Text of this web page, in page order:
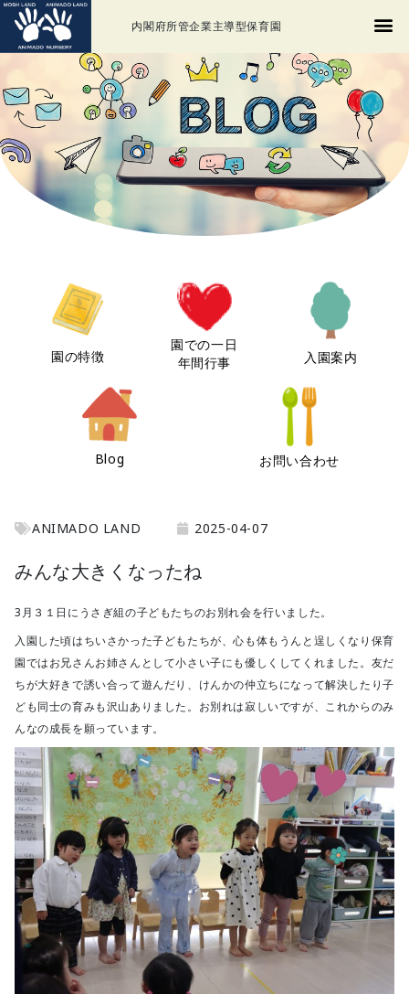
内閣府所管企業主導型保育園
園の特徴
園での一日
年間行事
入園案内
Blog お問い合わせ
ANIMADO LAND 2025-04-07
みんな大きくなったね
3月３１日にうさぎ組の子どもたちのお別れ会を行いました。
入園した頃はちいさかった子どもたちが、心も体もうんと逞しくなり保育
園ではお兄さんお姉さんとして小さい子にも優しくしてくれました。友だ
ちが大好きで誘い合って遊んだり、けんかの仲立ちになって解決したり子
ども同士の育みも沢山ありました。お別れは寂しいですが、これからのみ
んなの成長を願っています。